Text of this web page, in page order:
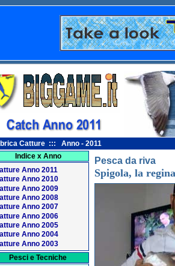
Catture ::: Anno - 2011
Indice x Anno
Anno 2011
Anno 2010
Anno 2009
Anno 2008
Anno 2007
Anno 2006
Anno 2005
Anno 2004
Anno 2003
Pesci e Tecniche
Pesca da riva
Spigola, la